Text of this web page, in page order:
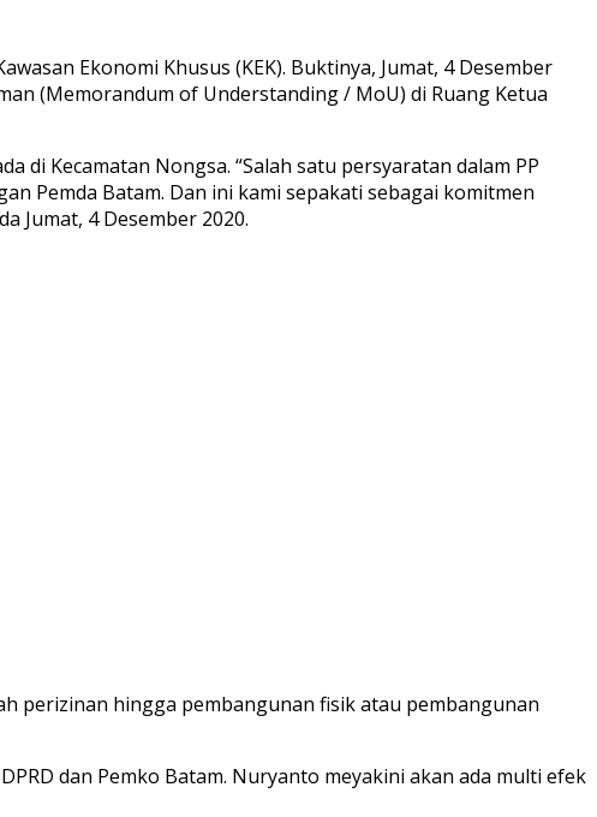
Ekonomi Khusus (KEK). Buktinya, Jumat, 4 Desember
(Memorandum of Understanding / MoU) di Ruang Ketua
di Kecamatan Nongsa. “Salah satu persyaratan dalam PP
Pemda Batam. Dan ini kami sepakati sebagai komitmen
Jumat, 4 Desember 2020.
perizinan hingga pembangunan fisik atau pembangunan
dan Pemko Batam. Nuryanto meyakini akan ada multi efek